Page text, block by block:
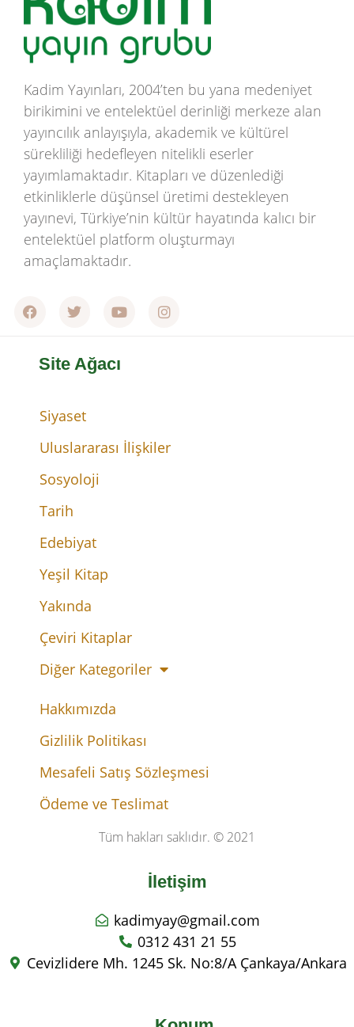
Kadim Yayınları, 2004’ten bu yana medeniyet
birikimini ve entelektüel derinliği merkeze alan
yayıncılık anlayışıyla, akademik ve kültürel
sürekliliği hedefleyen nitelikli eserler
yayımlamaktadır. Kitapları ve düzenlediği
etkinliklerle düşünsel üretimi destekleyen
yayınevi, Türkiye’nin kültür hayatında kalıcı bir
entelektüel platform oluşturmayı
amaçlamaktadır.
Site Ağacı
Siyaset
Uluslararası İlişkiler
Sosyoloji
Tarih
Edebiyat
Yeşil Kitap
Yakında
Çeviri Kitaplar
Diğer Kategoriler
Hakkımızda
Gizlilik Politikası
Mesafeli Satış Sözleşmesi
Ödeme ve Teslimat
Tüm hakları saklıdır. © 2021
İletişim
kadimyay@gmail.com
0312 431 21 55
Cevizlidere Mh. 1245 Sk. No:8/A Çankaya/Ankara